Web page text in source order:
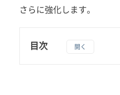
さらに強化します。
目次